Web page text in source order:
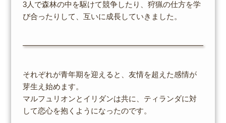
3人で森林の中を駆けて競争したり、狩猟の仕方を学
び合ったりして、互いに成長していきました。
それぞれが青年期を迎えると、友情を超えた感情が
芽生え始めます。
マルフュリオンとイリダンは共に、ティランダに対
して恋心を抱くようになったのです。